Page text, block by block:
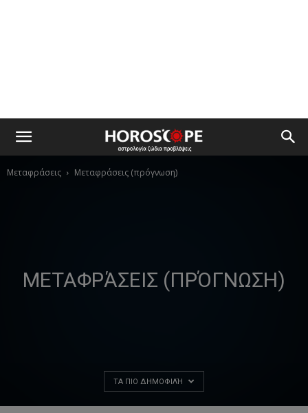
Μεταφράσεις Μεταφράσεις (πρόγνωση)
ΜΕΤΑΦΡΆΣΕΙΣ (ΠΡΌΓΝΩΣΗ)
ΤΑ ΠΙΟ ΔΗΜΟΦΙΛΉ